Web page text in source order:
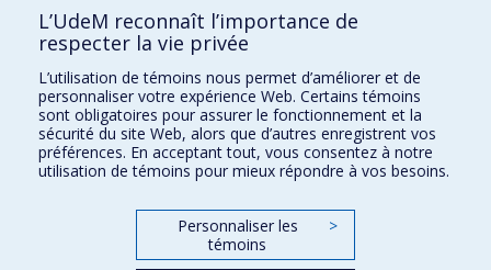
Comment soutenir le Département?
BESOIN D'AIDE?
Plan du site
Signaler une erreur
Accessibilité
FACULTÉ DES ARTS ET DES SCIENCES
Nos départements et écoles
L’UdeM reconnaît l’importance de
respecter la vie privée
L’utilisation de témoins nous permet d’améliorer et de
personnaliser votre expérience Web. Certains témoins
sont obligatoires pour assurer le fonctionnement et la
sécurité du site Web, alors que d’autres enregistrent vos
préférences. En acceptant tout, vous consentez à notre
utilisation de témoins pour mieux répondre à vos besoins.
Personnaliser les
témoins
>